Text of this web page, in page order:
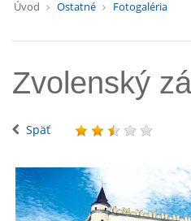
Úvod Ostatné Fotogaléria
Zvolenský
Späť